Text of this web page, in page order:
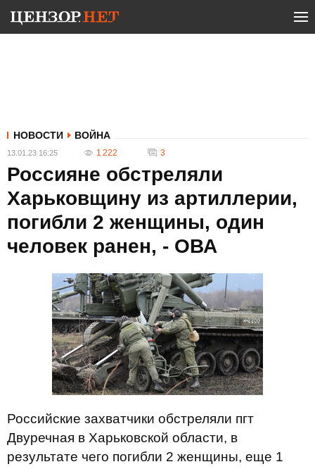
НОВОСТИ ВОЙНА
13.01.23 16:25 1 222 3
Россияне обстреляли
Харьковщину из артиллерии,
погибли 2 женщины, один
человек ранен, - ОВА
Российские захватчики обстреляли пгт
Двуречная в Харьковской области, в
результате чего погибли 2 женщины, еще 1